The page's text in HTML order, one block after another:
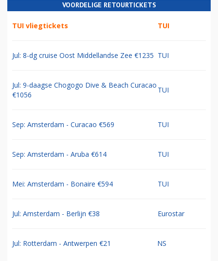
VOORDELIGE RETOURTICKETS
TUI vliegtickets TUI
Jul: 8-dg cruise Oost Middellandse Zee €1235 TUI
Jul: 9-daagse Chogogo Dive & Beach Curacao
€1056
TUI
Sep: Amsterdam - Curacao €569 TUI
Sep: Amsterdam - Aruba €614 TUI
Mei: Amsterdam - Bonaire €594 TUI
Jul: Amsterdam - Berlijn €38 Eurostar
Jul: Rotterdam - Antwerpen €21 NS